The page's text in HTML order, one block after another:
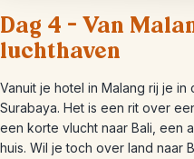
Dag 4 – Van
luchthaven
Vanuit je hotel in Malang rij je
Surabaya. Het is een rit over
een korte vlucht naar Bali, een
huis. Wil je toch over land naar